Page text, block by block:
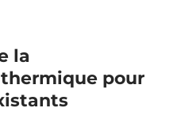
la
pour